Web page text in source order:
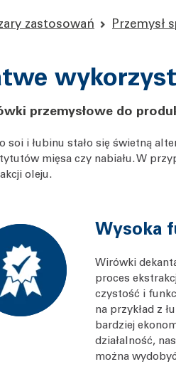
zastosowań Przemysł
przemysłowe do
soi i łubinu stało się świetną
mięsa czy nabiału. W
oleju.
Wysoka
Wirówki
proces
czystość i
na przykład z
bardziej
działalność,
można